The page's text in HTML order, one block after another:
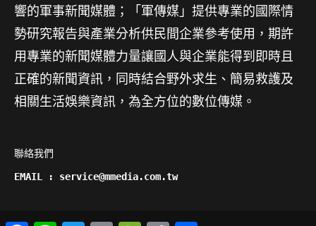
響的軍事新聞媒體；「軍傳媒」提供專業的國際情
勢研究報告與產業分析供民間企業參考使用，期許
用專業的新聞媒體力量讓國人與企業能得到即時且
正確的新聞資訊，同時結合野外求生、簡易救護及
相關生活娛樂資訊，為全方位的數位傳媒。
聯絡我們
EMAIL : service@mmedia.com.tw